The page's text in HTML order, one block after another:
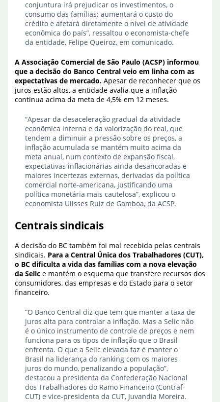
conjuntura irá prejudicar os investimentos, o
consumo das famílias; aumentará o custo do
crédito e afetará diretamente o nível de atividade
econômica do país”, ressaltou o economista-chefe
da entidade, Felipe Queiroz, em comunicado.
A Associação Comercial de São Paulo (ACSP) informou
que a decisão do Banco Central veio em linha com as
expectativas de mercado. Apesar de reconhecer que os
juros estão altos, a entidade avalia que a inflação
continua acima da meta de 4,5% em 12 meses.
“Apesar da desaceleração gradual da atividade
econômica interna e da valorização do real, que
tendem a diminuir a pressão sobre os preços, a
inflação acumulada se mantém muito acima da
meta anual, num contexto de expansão fiscal,
expectativas inflacionárias ainda desancoradas e
maiores incertezas externas, derivadas da política
comercial norte-americana, justificando uma
política monetária mais cautelosa”, explicou o
economista Ulisses Ruiz de Gamboa, da ACSP.
Centrais sindicais
A decisão do BC também foi mal recebida pelas centrais
sindicais. Para a Central Única dos Trabalhadores (CUT),
o BC dificulta a vida das famílias com a nova elevação
da Selice mantém o esquema que transfere recursos dos
consumidores, das empresas e do Estado para o setor
financeiro.
“O Banco Central diz que tem que manter a taxa de
juros alta para controlar a inflação. Mas a Selic não
é o único instrumento de controle de preços e nem
funciona para os tipos de inflação que o Brasil
enfrenta. O que a Selic elevada faz é manter o
Brasil na liderança do ranking com os maiores
juros do mundo, penalizando a população”,
destacou a presidenta da Confederação Nacional
dos Trabalhadores do Ramo Financeiro (Contraf-
CUT) e vice-presidenta da CUT, Juvandia Moreira.